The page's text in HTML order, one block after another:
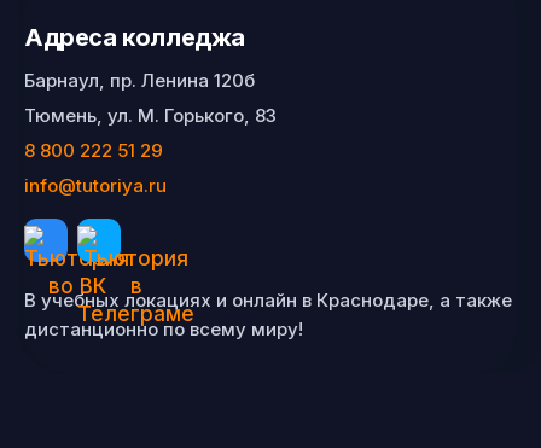
Адреса колледжа
Барнаул, пр. Ленина 120б
Тюмень, ул. М. Горького, 83
8 800 222 51 29
info@tutoriya.ru
В учебных локациях и онлайн в Краснодаре, а также
дистанционно по всему миру!